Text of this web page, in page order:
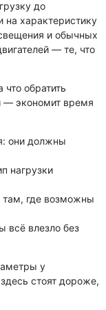
до
характеристику
и обычных
— те, что
обратить
— экономит время
они должны
нагрузки
где возможны
всё влезло без
у
стоят дороже,